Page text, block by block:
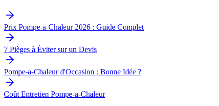
Prix Pompe-a-Chaleur 2026 : Guide Complet
7 Pièges à Éviter sur un Devis
Pompe-a-Chaleur d'Occasion : Bonne Idée ?
Coût Entretien Pompe-a-Chaleur